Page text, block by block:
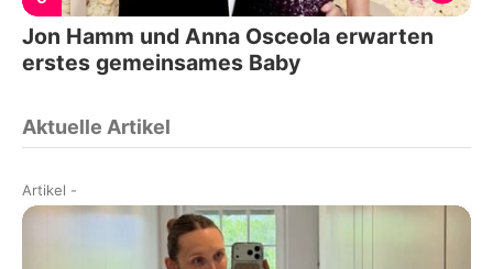
Jon Hamm und Anna Osceola erwarten
erstes gemeinsames Baby
Aktuelle Artikel
Artikel -